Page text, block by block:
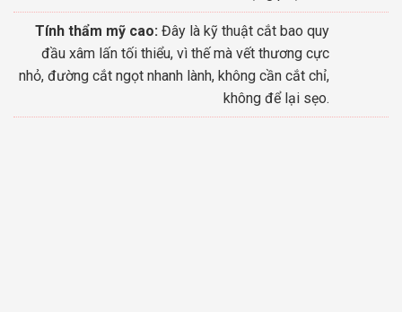
Tính thẩm mỹ cao: Đây là kỹ thuật cắt bao quy
đầu xâm lấn tối thiểu, vì thế mà vết thương cực
nhỏ, đường cắt ngọt nhanh lành, không cần cắt chỉ,
không để lại sẹo.